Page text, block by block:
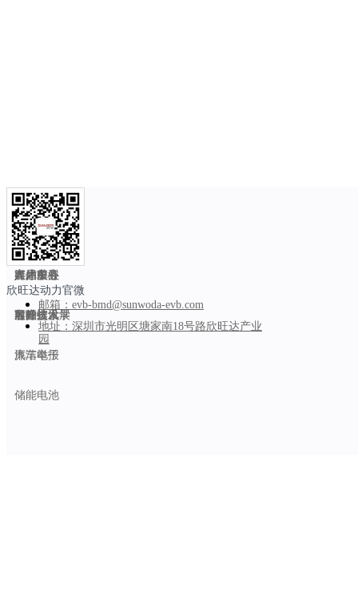
解决方案
乘用车
商用车
船舶
汽车电子
储能电池
创新研发
能力中心
产品中心
前瞻技术
智能制造
智能制造
新闻中心
公司新闻
媒体关注
客户资讯
人力资源
人才招聘
人才发展
欣旺达大学
关于我们
关于SEVB
客户服务
可持续发展
廉洁举报
欣旺达动力官微
邮箱： evb-bmd@sunwoda-evb.com
地址： 深圳市光明区塘家南18号路欣旺达产业
园